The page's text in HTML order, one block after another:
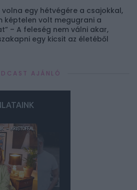
volna egy hétvégére a csajokkal,
képtelen volt megugrani a
– A feleség nem válni akar,
egy kicsit az életéből
AJÁNLÓ